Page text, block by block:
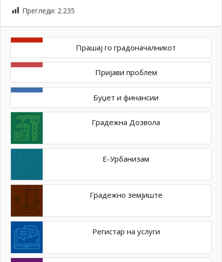
Прегледи: 2.235
Прашај го градоначалникот
Пријави проблем
Буџет и финансии
Градежна Дозвола
Е-Урбанизам
Градежно земјиште
Регистар на услуги